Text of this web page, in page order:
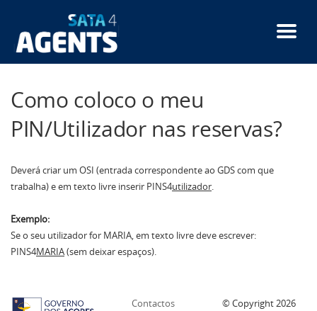
conteúdo
Como coloco o meu
PIN/Utilizador nas reservas?
Deverá criar um OSI (entrada correspondente ao GDS com que
trabalha) e em texto livre inserir PINS4utilizador
Exemplo:
Se o seu utilizador for MARIA, em texto livre deve escrever:
PINS4MARIA(sem deixar espaços).
Contactos
© Copyright2026